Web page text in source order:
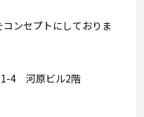
ンセプトにしておりま
1-4 河原ビル2階